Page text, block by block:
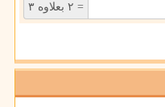
= ۲ بعلاوه ۳